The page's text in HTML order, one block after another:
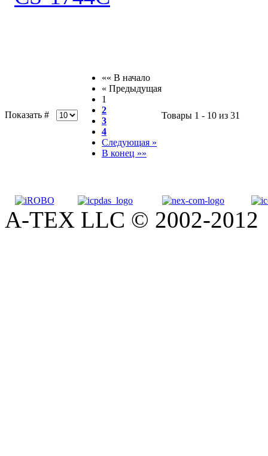
Показать #
«« В начало
« Предыдущая
1
2
3
4
Следующая »
В конец »»
Товары 1 - 10 из 31
A-TEX LLC © 2002-2012